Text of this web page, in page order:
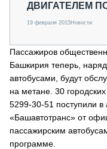
ДВИГАТЕЛЕМ
19 февраля 2015Новости
Пассажиров
Башкирия теперь,
автобусами, будут
на метане. 30
5299-30-51 поступили в
«Башавтотранс» от
пассажирским
программе.